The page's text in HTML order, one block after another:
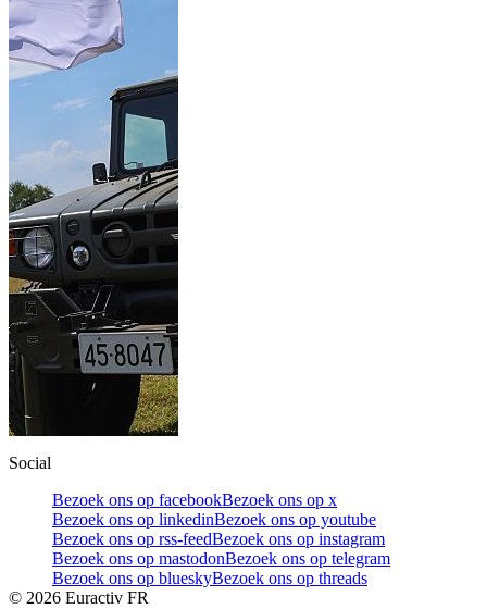
Social
Bezoek ons op facebookBezoek ons op x
Bezoek ons op linkedinBezoek ons op youtube
Bezoek ons op rss-feedBezoek ons op instagram
Bezoek ons op mastodonBezoek ons op telegram
Bezoek ons op blueskyBezoek ons op threads
© 2026 Euractiv FR